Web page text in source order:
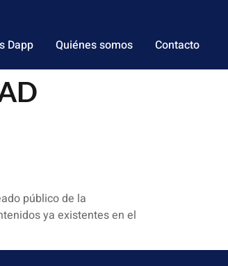
Dapp Quiénes somos Contacto
público de la
ya existentes en el